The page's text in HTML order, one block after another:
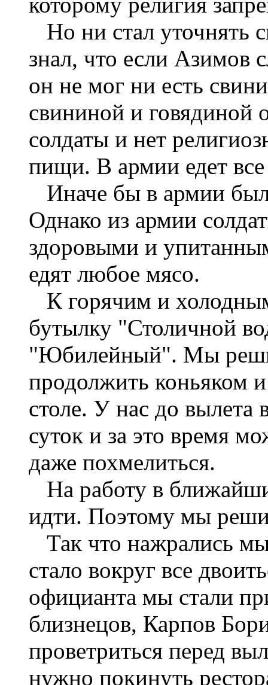
Но ни стал уточнять
знал, что если Азимов
он не мог ни есть
свининой и говядиной
солдаты и нет
пищи. В армии едет все
Иначе бы в армии
Однако из армии
здоровыми и
едят любое мясо.
К горячим и
бутылку "Столичной
"Юбилейный". Мы
продолжить коньяком
столе. У нас до
суток и за это время
даже похмелиться.
На работу в
идти. Поэтому мы
Так что нажрались
стало вокруг все
официанта мы стали
близнецов, Карпов
проветриться перед
нужно покинуть